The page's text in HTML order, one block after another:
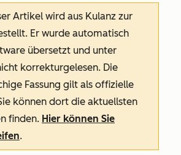
Artikel wird aus Kulanz zur
Er wurde automatisch
übersetzt und unter
korrekturgelesen. Die
Fassung gilt als offizielle
können dort die aktuellsten
finden. Hier können Sie
.